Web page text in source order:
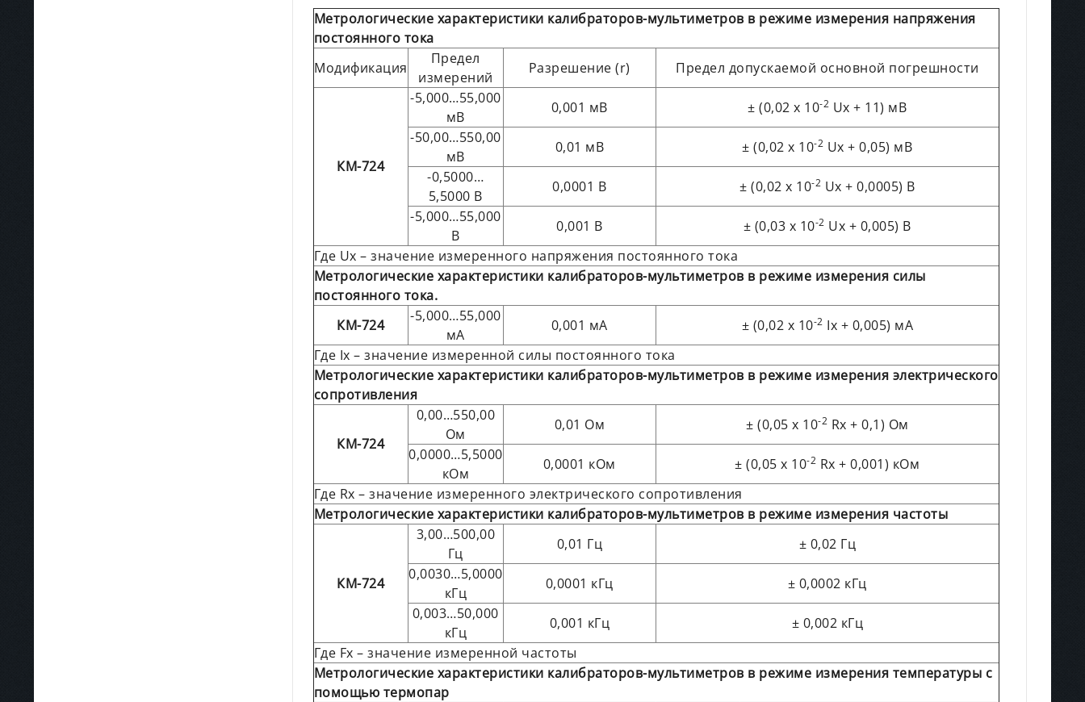
Метрологические характеристики калибраторов-мультиметров в режиме измерения напряжения
постоянного тока
Модификация
Предел
измерений
Разрешение (r) Предел допускаемой основной погрешности
КМ-724
-5,000…55,000
мВ
0,001 мВ ± (0,02 х 10-2 Ux + 11) мВ
-50,00…550,00
мВ
0,01 мВ ± (0,02 х 10-2 Ux + 0,05) мВ
-0,5000…
5,5000 В
0,0001 В ± (0,02 х 10-2 Ux + 0,0005) В
-5,000…55,000
В
0,001 В ± (0,03 х 10-2 Ux + 0,005) В
Где Ux – значение измеренного напряжения постоянного тока
Метрологические характеристики калибраторов-мультиметров в режиме измерения силы
постоянного тока.
КМ-724
-5,000…55,000
мА
0,001 мА ± (0,02 х 10-2 Ix + 0,005) мА
Где Ix – значение измеренной силы постоянного тока
Метрологические характеристики калибраторов-мультиметров в режиме измерения электрического
сопротивления
КМ-724
0,00…550,00
Ом
0,01 Ом ± (0,05 х 10-2 Rx + 0,1) Ом
0,0000…5,5000
кОм
0,0001 кОм ± (0,05 х 10-2 Rx + 0,001) кОм
Где Rx – значение измеренного электрического сопротивления
Метрологические характеристики калибраторов-мультиметров в режиме измерения частоты
КМ-724
3,00…500,00
Гц
0,01 Гц
± 0,02 Гц
0,0030…5,0000
кГц
0,0001 кГц
± 0,0002 кГц
0,003…50,000
кГц
0,001 кГц
± 0,002 кГц
Где Fx – значение измеренной частоты
Метрологические характеристики калибраторов-мультиметров в режиме измерения температуры с
помощью термопар